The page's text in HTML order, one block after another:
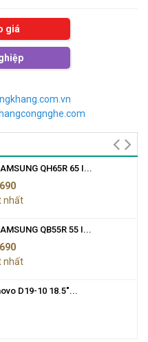
giá
QH65R 65 I...
nhất
QB55R 55 I...
nhất
D19-10 18.5"...